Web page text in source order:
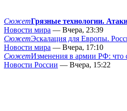
СюжетГрязные технологии.
Новости мира — Вчера, 23:39
СюжетЭскалация для Европы.
Новости мира — Вчера, 17:10
СюжетИзменения в армии РФ: что
Новости России — Вчера, 15:22